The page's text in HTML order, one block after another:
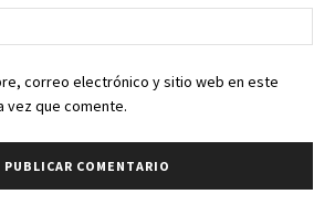
correo electrónico y sitio web en este
vez que comente.